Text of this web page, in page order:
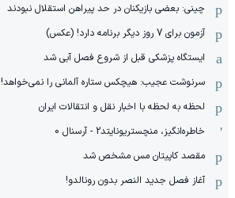
چینی: بعضی بازیکنان در حد پیراهن استقلال نبودند
آزمون برای 7 روز دیگر برنامه دارد! (عکس)
ایستگاه پزشکی قبل از شروع فصل آبی شد
سرنوشت عجیب: هیچکس ستاره آلمانی را نمی‌خواهد!
لحظه به لحظه با اخبار نقل و انتقالات ایران
خاطره‌انگیز، منچستریونایتد2 - آرسنال 0
مقصد کاپیتان مس مشخص شد
آغاز فصل جدید النصر بدون رونالدو!